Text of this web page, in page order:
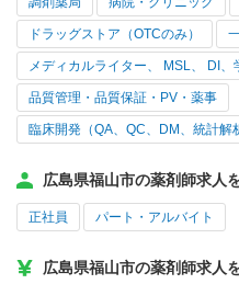
ドラッグストア（OTCのみ）
メディカルライター、 MSL、 DI、
品質管理・品質保証・PV・薬事
臨床開発（QA、QC、DM、統計解
広島県福山市の薬剤師求人
正社員 パート・アルバイト
広島県福山市の薬剤師求人